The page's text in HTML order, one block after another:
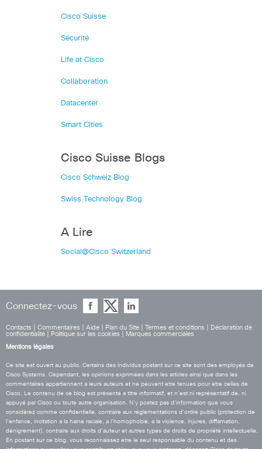
Cisco Suisse
Sécurité
Life at Cisco
Collaboration
Datacenter
Smart Cities
Cisco Suisse Blogs
Cisco Schweiz Blog
Swiss Technology Blog
A Lire
Social@Cisco Switzerland
Connectez-vous
Contacts Commentaires Aide Plan du Site Termes et conditions
Déclaration de
confidentialité
Politique sur les cookies
Marques commerciales
Mentions légales
Ce site est ouvert au public. Certains des individus postant sur ce site sont des employés de
Cisco Systems. Cependant, les opinions exprimées dans les articles ainsi que dans les
commentaires appartiennent a leurs auteurs et ne peuvent etre tenues pour etre celles de
Cisco. Le contenu de ce blog est présenté a titre informatif, et n’est ni représentatif de, ni
appuyé par Cisco ou toute autre organisation. N’y postez pas d’information que vous
considérez comme confidentielle, contraire aux réglementations d’ordre public (protection de
l’enfance, incitation a la haine raciale, a l’homophobie, a la violence, injures, diffamation,
dénigrement), contraire aux droits d’auteur et autres types de droits de propriété intellectuelle.
En postant sur ce blog, vous reconnaissez etre le seul responsable du contenu et des